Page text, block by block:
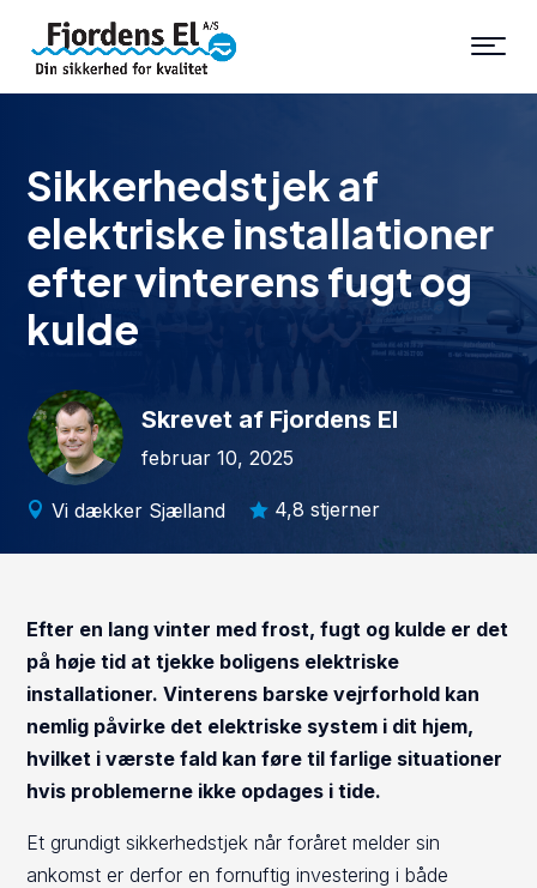
Sikkerhedstjek af
elektriske installationer
efter vinterens fugt og
kulde
Skrevet af Fjordens El
februar 10, 2025
 Vi dækker Sjælland  4,8 stjerner
Efter en lang vinter med frost, fugt og kulde er det
på høje tid at tjekke boligens elektriske
installationer. Vinterens barske vejrforhold kan
nemlig påvirke det elektriske system i dit hjem,
hvilket i værste fald kan føre til farlige situationer
hvis problemerne ikke opdages i tide.
Et grundigt sikkerhedstjek når foråret melder sin
ankomst er derfor en fornuftig investering i både